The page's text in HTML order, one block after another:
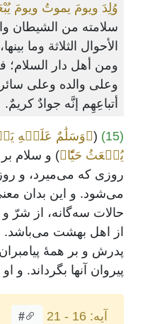
وُلِدَ ويومَ يموتُ ويومَ
سلامته من الشيطان
الأحوال الثلاثة وما
ومن أهل دار السلام؛
وعلى والده وعلى
أتباعِهِم إنَّه جوادٌ كريمٌ.
(15)
(﴿وَسَلَٰمٌ عَلَيۡهِ
يُبۡعَثُ حَيّٗا﴾) و سلام بر
روزی که می‌میرد، و
می‌شود. و این بدان
حالات سه‌گانه، از شرّ
از اهل بهشت می‌باشد.
پدرش و بر همۀ پیامبران
پیروان آنها بگرداند.
آیه: 16 - 21 #